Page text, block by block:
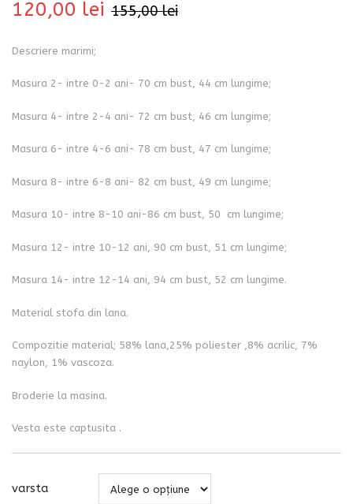
155,00lei
120,00 lei
Descriere marimi;
Masura 2- intre 0-2 ani- 70 cm bust, 44 cm lungime;
Masura 4- intre 2-4 ani- 72 cm bust, 46 cm lungime;
Masura 6- intre 4-6 ani- 78 cm bust, 47 cm lungime;
Masura 8- intre 6-8 ani- 82 cm bust, 49 cm lungime;
Masura 10- intre 8-10 ani-86 cm bust, 50 cm lungime;
Masura 12- intre 10-12 ani, 90 cm bust, 51 cm lungime;
Masura 14- intre 12-14 ani, 94 cm bust, 52 cm lungime.
Material stofa din lana.
Compozitie material; 58% lana,25% poliester ,8% acrilic, 7%
naylon, 1% vascoza.
Broderie la masina.
Vesta este captusita .
varsta